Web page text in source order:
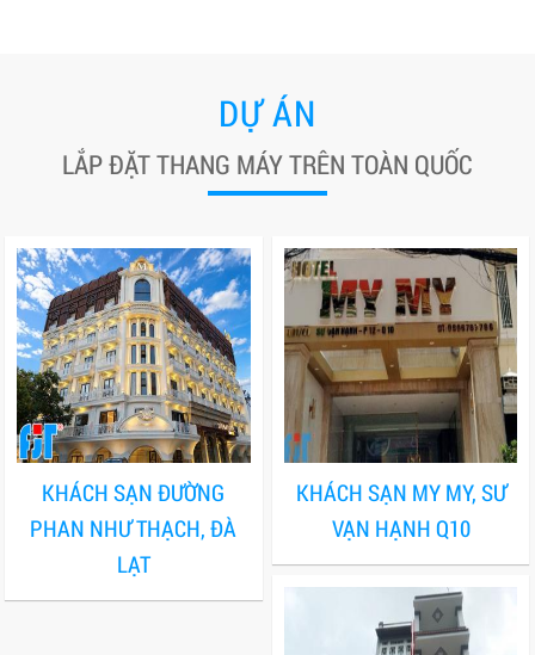
DỰ ÁN
LẮP ĐẶT THANG MÁY TRÊN TOÀN QUỐC
KHÁCH SẠN ĐƯỜNG
PHAN NHƯ THẠCH, ĐÀ
LẠT
KHÁCH SẠN MY MY, SƯ
VẠN HẠNH Q10